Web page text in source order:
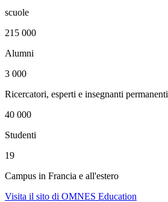
scuole
215 000
Alumni
3 000
Ricercatori, esperti e insegnanti permanenti
40 000
Studenti
19
Campus in Francia e all'estero
Visita il sito di OMNES Education